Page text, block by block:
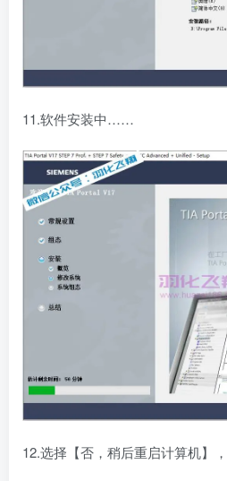
11.软件安装中……
12.选择【否，稍后重启计算机】